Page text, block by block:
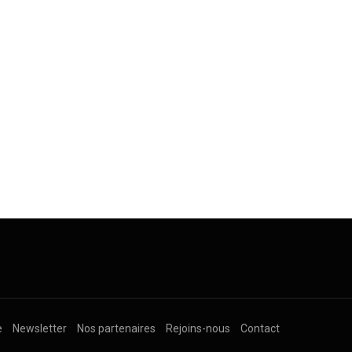
Newsletter Nos partenaires Rejoins-nous Contact